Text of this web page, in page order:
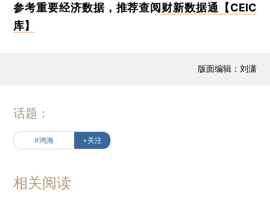
参考重要经济数据，推荐查阅 财新数据通【CEIC
库】
版面编辑：刘潇
话题：
#鸿海 +关注
相关阅读